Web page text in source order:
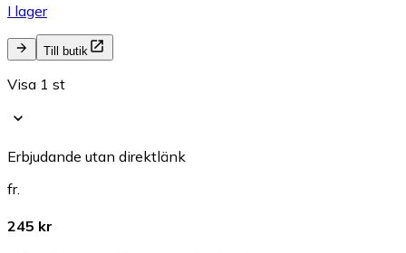
I lager
Till butik
Visa 1 st
Erbjudande utan direktlänk
fr.
245 kr